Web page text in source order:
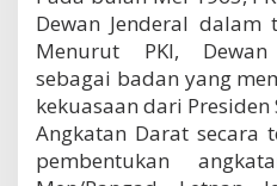
Dewan Jenderal dalam
Menurut PKI,
sebagai badan yang
kekuasaan dari Presiden
Angkatan Darat secara
pembentukan